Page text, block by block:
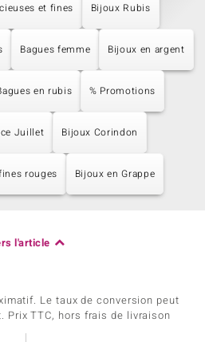
et fines Bijoux Rubis
Bagues femme Bijoux en argent
en rubis % Promotions
Juillet Bijoux Corindon
rouges Bijoux en Grappe
l'article
Le taux de conversion peut
Prix TTC, hors frais de livraison